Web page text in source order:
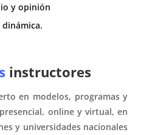
y opinión
instructores
en modelos, programas y
online y virtual, en
y universidades nacionales